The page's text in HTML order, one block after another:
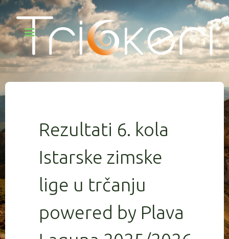
Rezultati 6. kola
Istarske zimske
lige u trčanju
powered by Plava